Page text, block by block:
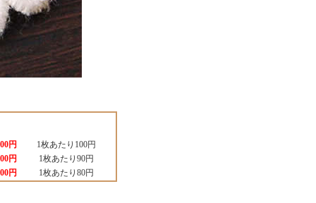
円
1枚あたり100円
円
1枚あたり90円
円
1枚あたり80円